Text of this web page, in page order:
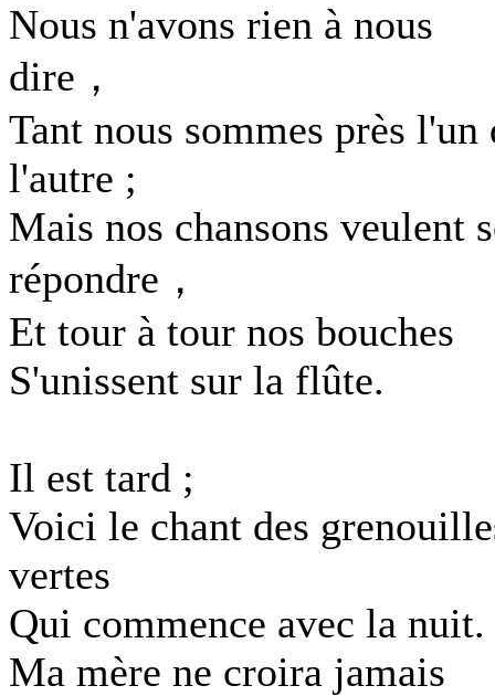
Nous n'avons rien à nous
dire，
Tant nous sommes près l'un
l'autre ;
Mais nos chansons veulent
répondre，
Et tour à tour nos bouches
S'unissent sur la flûte.
Il est tard ;
Voici le chant des
vertes
Qui commence avec la nuit.
Ma mère ne croira jamais